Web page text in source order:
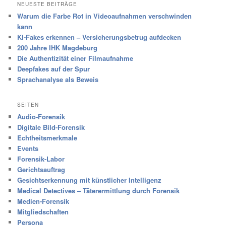
NEUESTE BEITRÄGE
Warum die Farbe Rot in Videoaufnahmen verschwinden
kann
KI-Fakes erkennen – Versicherungsbetrug aufdecken
200 Jahre IHK Magdeburg
Die Authentizität einer Filmaufnahme
Deepfakes auf der Spur
Sprachanalyse als Beweis
SEITEN
Audio-Forensik
Digitale Bild-Forensik
Echtheitsmerkmale
Events
Forensik-Labor
Gerichtsauftrag
Gesichtserkennung mit künstlicher Intelligenz
Medical Detectives – Täterermittlung durch Forensik
Medien-Forensik
Mitgliedschaften
Persona